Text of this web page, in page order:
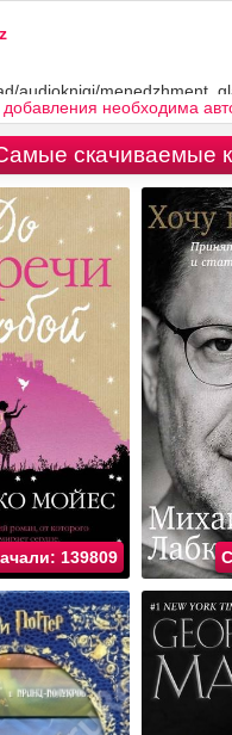
необходима
скачиваемые
139809